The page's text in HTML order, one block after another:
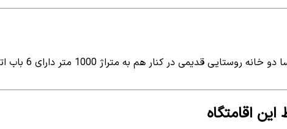
هم به متراژ 1000 متر دارای 6 باب اتاق به متراژ های ( 6 - 9 - 12 - 15 متر ) در طبقه...
اقامتگاه